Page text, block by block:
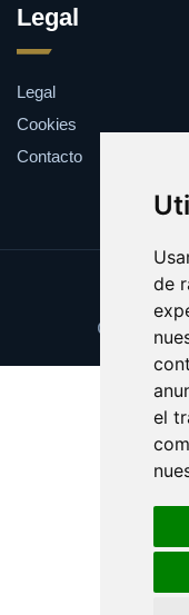
de
el
Legal
Legal
Cookies
Contacto
Copyright